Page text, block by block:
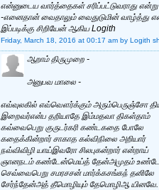
என்னுடைய வார்த்தைகள் சரிப்பட்டுவராது என்று
-எனைதான் வைதாலும் வைதுடுமின் வாழ்த்து
இப்படிக்கு சிறியேன் ஆகிய Logith
Friday, March 18, 2016 at 00:17 am by Logith
ஆறாம் திருமுறை -
அனுபவ மாலை -
எவ்வுலகில் எவ்வௌர்க்கும் அரும்பெருஞ்சோ
இறைவர்என்ப தறியாதே இம்மதவா திகள்தாம்
கவ்வைபெறு குருடர்கரி கண்டகதை போலே
கதைக்கின்றார் சாகாத கல்விநிலை அறியார்
நவ்விவிழி யாய்இவரோ சிலபுகன்றார் என்றாய்
ஞானநடம் கண்டேன்மெய்த் தேன்அமுதம்
செவ்வைபெறு சமரசசன் மார்க்கசங்கந் தனிலே
சேர்ந்தேன்அத் தீமொழியும் தேமொழிஆ யினவே.